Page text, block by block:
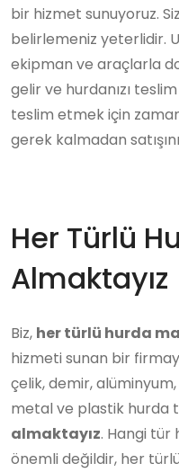
bir hizmet sunuyoruz.
belirlemeniz yeterlidir.
ekipman ve araçlarla
gelir ve hurdanızı teslim
teslim etmek için
gerek kalmadan
Her Türlü
Almaktayız
Biz, her türlü hurda
hizmeti sunan bir
çelik, demir,
metal ve plastik hurda
almaktayız. Hangi tür
önemli değildir, her